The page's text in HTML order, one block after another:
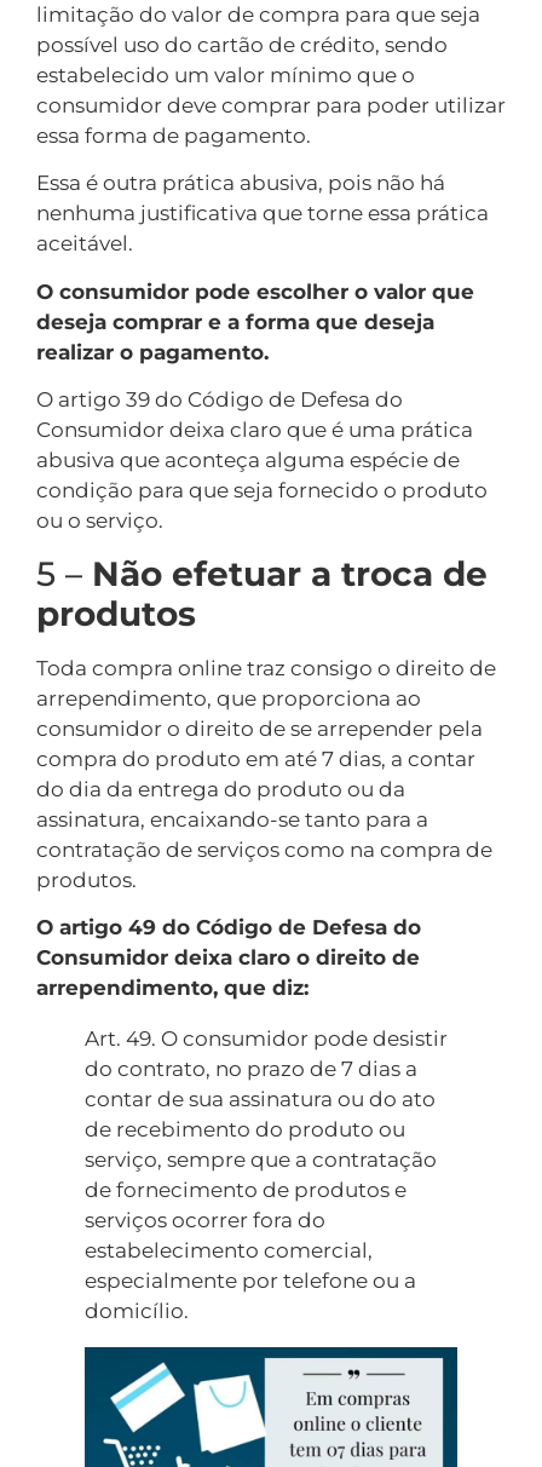
limitação do valor de compra para que seja
possível uso do cartão de crédito, sendo
estabelecido um valor mínimo que o
consumidor deve comprar para poder utilizar
essa forma de pagamento.
Essa é outra prática abusiva, pois não há
nenhuma justificativa que torne essa prática
aceitável.
O consumidor pode escolher o valor que
deseja comprar e a forma que deseja
realizar o pagamento.
O artigo 39 do Código de Defesa do
Consumidor deixa claro que é uma prática
abusiva que aconteça alguma espécie de
condição para que seja fornecido o produto
ou o serviço.
5 – Não efetuar a troca de
produtos
Toda compra online traz consigo o direito de
arrependimento, que proporciona ao
consumidor o direito de se arrepender pela
compra do produto em até 7 dias, a contar
do dia da entrega do produto ou da
assinatura, encaixando-se tanto para a
contratação de serviços como na compra de
produtos.
O artigo 49 do Código de Defesa do
Consumidor deixa claro o direito de
arrependimento, que diz:
Art. 49. O consumidor pode desistir
do contrato, no prazo de 7 dias a
contar de sua assinatura ou do ato
de recebimento do produto ou
serviço, sempre que a contratação
de fornecimento de produtos e
serviços ocorrer fora do
estabelecimento comercial,
especialmente por telefone ou a
domicílio.